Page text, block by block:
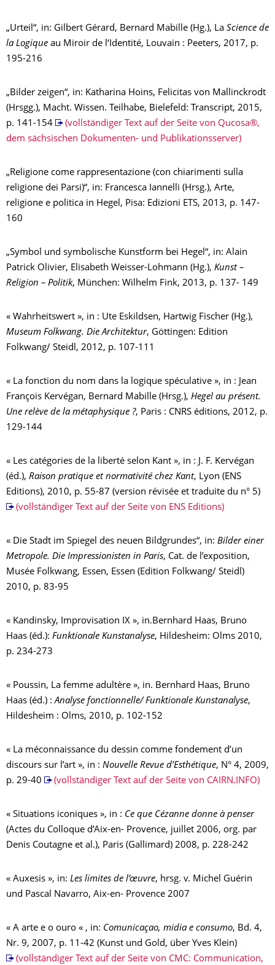
„Urteil“, in: Gilbert Gérard, Bernard Mabille (Hg.), La Science de
la Logique au Miroir de l‘Identité, Louvain : Peeters, 2017, p.
195-216
„Bilder zeigen“, in: Katharina Hoins, Felicitas von Mallinckrodt
(Hrsgg.), Macht. Wissen. Teilhabe, Bielefeld: Transcript, 2015,
p. 141-154
(vollständiger Text auf der Seite von Qucosa®,
dem sächsischen Dokumenten- und Publikationsserver)
„Religione come rappresentazione (con chiarimenti sulla
religione dei Parsi)“, in: Francesca Iannelli (Hrsg.), Arte,
religione e politica in Hegel, Pisa: Edizioni ETS, 2013, p. 147-
160
„Symbol und symbolische Kunstform bei Hegel“, in: Alain
Patrick Olivier, Elisabeth Weisser-Lohmann (Hg.), Kunst –
Religion – Politik, München: Wilhelm Fink, 2013, p. 137- 149
« Wahrheitswert », in : Ute Eskildsen, Hartwig Fischer (Hg.),
Museum Folkwang. Die Architektur, Göttingen: Edition
Folkwang/ Steidl, 2012, p. 107-111
« La fonction du nom dans la logique spéculative », in : Jean
François Kervégan, Bernard Mabille (Hrsg.), Hegel au présent.
Une relève de la métaphysique ?, Paris : CNRS éditions, 2012, p.
129-144
« Les catégories de la liberté selon Kant », in : J. F. Kervégan
(éd.), Raison pratique et normativité chez Kant, Lyon (ENS
Editions), 2010, p. 55-87 (version révisée et traduite du n° 5)
(vollständiger Text auf der Seite von ENS Editions)
« Die Stadt im Spiegel des neuen Bildgrundes“, in: Bilder einer
Metropole. Die Impressionisten in Paris, Cat. de l’exposition,
Musée Folkwang, Essen, Essen (Edition Folkwang/ Steidl)
2010, p. 83-95
« Kandinsky, Improvisation IX », in.Bernhard Haas, Bruno
Haas (éd.): Funktionale Kunstanalyse, Hildesheim: Olms 2010,
p. 234-273
« Poussin, La femme adultère », in. Bernhard Haas, Bruno
Haas (éd.) :Analyse fonctionnelle/ Funktionale Kunstanalyse,
Hildesheim : Olms, 2010, p. 102-152
« La méconnaissance du dessin comme fondement d’un
discours sur l’art », in : Nouvelle Revue d’Esthétique, N° 4, 2009,
p. 29-40
(vollständiger Text auf der Seite von CAIRN.INFO)
« Situations iconiques », in : Ce que Cézanne donne à penser
(Actes du Colloque d’Aix-en- Provence, juillet 2006, org. par
Denis Coutagne et al.), Paris (Gallimard) 2008, p. 228-242
« Auxesis », in: Les limites de l’œuvre, hrsg. v. Michel Guérin
und Pascal Navarro, Aix-en- Provence 2007
« A arte e o ouro « , in: Comunicaçao, midia e consumo, Bd. 4,
Nr. 9, 2007, p. 11-42 (Kunst und Gold, über Yves Klein)
(vollständiger Text auf der Seite von CMC: Communication,